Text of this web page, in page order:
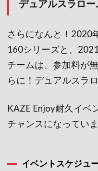
デュアルスラロー
さらになんと！2020
160シリーズと、
チームは、参加料が
らに！デュアルスラ
KAZE Enjoy耐久イベ
チャンスになっていま
イベントスケジュ